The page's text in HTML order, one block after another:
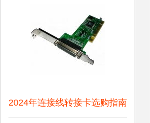
2024年连接线转接卡选购指南